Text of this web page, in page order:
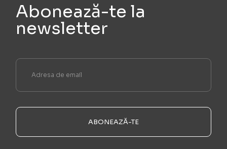
Abonează-te la
newsletter
ABONEAZĂ-TE